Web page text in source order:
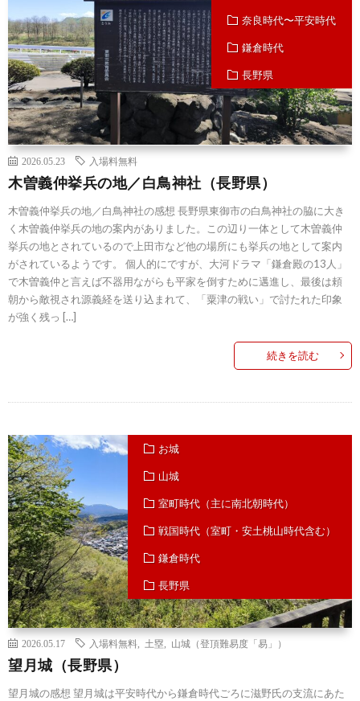
奈良時代〜平安時代
鎌倉時代
長野県
2026.05.23 入場料無料
木曽義仲挙兵の地／白鳥神社（長野県）
木曽義仲挙兵の地／白鳥神社の感想 長野県東御市の白鳥神社の脇に大き
く木曽義仲挙兵の地の案内がありました。この辺り一体として木曽義仲
挙兵の地とされているので上田市など他の場所にも挙兵の地として案内
がされているようです。 個人的にですが、大河ドラマ「鎌倉殿の13人」
で木曽義仲と言えば不器用ながらも平家を倒すために邁進し、最後は頼
朝から敵視され源義経を送り込まれて、「粟津の戦い」で討たれた印象
が強く残っ […]
続きを読む
お城
山城
室町時代（主に南北朝時代）
戦国時代（室町・安土桃山時代含む）
鎌倉時代
長野県
2026.05.17 入場料無料 土塁 山城（登頂難易度「易」）
望月城（長野県）
望月城の感想 望月城は平安時代から鎌倉時代ごろに滋野氏の支流にあた